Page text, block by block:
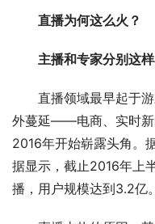
直播为何这么火？
主播和专家分别这
直播领域最早起于
外蔓延——电商、实时新
2016年开始崭露头角。
据显示，截止2016年上
播，用户规模达到3.2亿。